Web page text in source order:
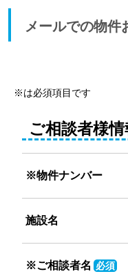
メールでの物件
※は必須項目です
ご相談者様情
※物件ナンバー
施設名
※ご相談者名 必須